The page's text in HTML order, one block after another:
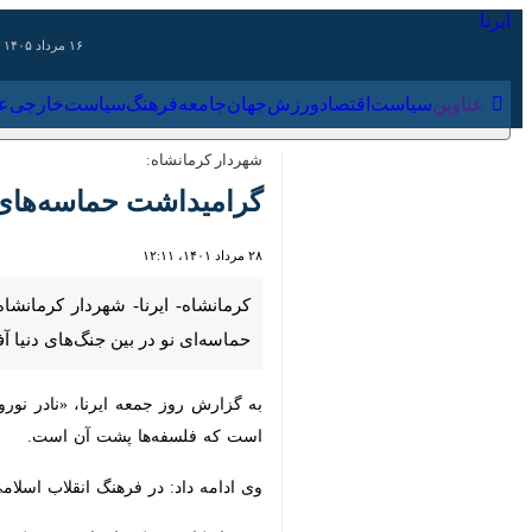
عناوین‌ سیاست اقتصاد ورزش جهان جامعه فرهنگ
شهردار کرمانشاه:
گرامیداشت